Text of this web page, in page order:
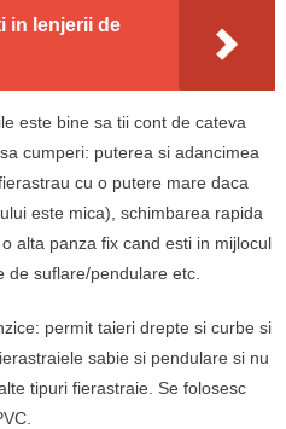
in lenjerii de
este bine sa tii cont de cateva
cumperi: puterea si adancimea
cu o putere mare daca
este mica), schimbarea rapida
alta panza fix cand esti in mijlocul
de suflare/pendulare etc.
permit taieri drepte si curbe si
sabie si pendulare si nu
tipuri fierastraie. Se folosesc